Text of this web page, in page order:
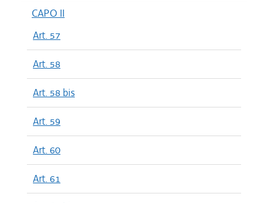
CAPO II
Art. 57
Art. 58
Art. 58 bis
Art. 59
Art. 60
Art. 61